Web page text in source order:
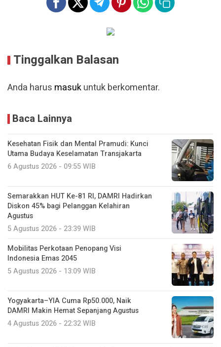
Tinggalkan Balasan
Anda harus masukuntuk berkomentar.
Baca Lainnya
Kesehatan Fisik dan Mental Pramudi: Kunci
Utama Budaya Keselamatan Transjakarta
6 Agustus 2026 - 09:55 WIB
Semarakkan HUT Ke-81 RI, DAMRI Hadirkan
Diskon 45% bagi Pelanggan Kelahiran
Agustus
5 Agustus 2026 - 23:39 WIB
Mobilitas Perkotaan Penopang Visi
Indonesia Emas 2045
5 Agustus 2026 - 13:09 WIB
Yogyakarta–YIA Cuma Rp50.000, Naik
DAMRI Makin Hemat Sepanjang Agustus
4 Agustus 2026 - 22:32 WIB